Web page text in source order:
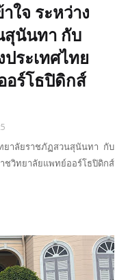
ใจ ระหว่าง
สุนันทา กับ
ระเทศไทย
อร์โธปิดิกส์
ยาลัยราชภัฏสวนสุนันทา กับ
ชวิทยาลัยแพทย์ออร์โธปิดิกส์